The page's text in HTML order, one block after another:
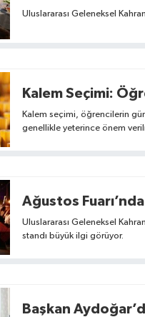
Uluslararası Geleneksel
Kalem Seçimi:
Kalem seçimi, öğrencilerin
genellikle yeterince önem
Uluslararası Geleneksel
standı büyük ilgi görüyor.
Başkan